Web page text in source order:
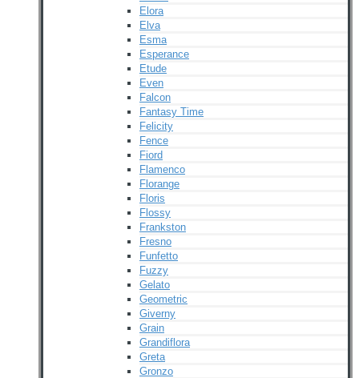
Elora
Elva
Esma
Esperance
Etude
Even
Falcon
Fantasy Time
Felicity
Fence
Fiord
Flamenco
Florange
Floris
Flossy
Frankston
Fresno
Funfetto
Fuzzy
Gelato
Geometric
Giverny
Grain
Grandiflora
Greta
Gronzo